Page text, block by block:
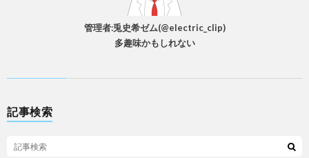
管理者:兎史希ゼム(@electric_clip)
多趣味かもしれない
記事検索